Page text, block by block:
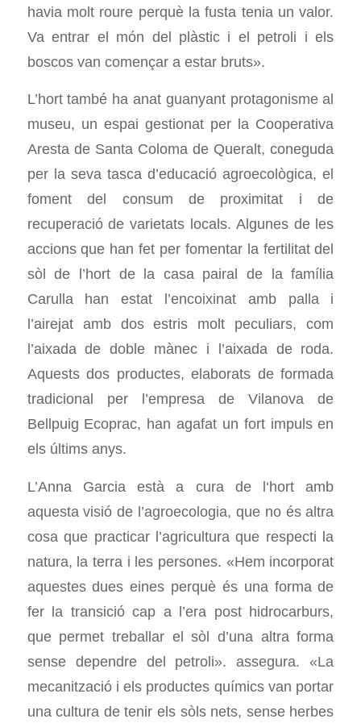
havia molt roure perquè la fusta tenia un valor.
Va entrar el món del plàstic i el petroli i els
boscos van començar a estar bruts».
L’hort també ha anat guanyant protagonisme al
museu, un espai gestionat per la Cooperativa
Aresta de Santa Coloma de Queralt, coneguda
per la seva tasca d’educació agroecològica, el
foment del consum de proximitat i de
recuperació de varietats locals. Algunes de les
accions que han fet per fomentar la fertilitat del
sòl de l’hort de la casa pairal de la família
Carulla han estat l’encoixinat amb palla i
l’airejat amb dos estris molt peculiars, com
l’aixada de doble mànec i l’aixada de roda.
Aquests dos productes, elaborats de formada
tradicional per l’empresa de Vilanova de
Bellpuig Ecoprac, han agafat un fort impuls en
els últims anys.
L’Anna Garcia està a cura de l‘hort amb
aquesta visió de l’agroecologia, que no és altra
cosa que practicar l’agricultura que respecti la
natura, la terra i les persones. «Hem incorporat
aquestes dues eines perquè és una forma de
fer la transició cap a l’era post hidrocarburs,
que permet treballar el sòl d’una altra forma
sense dependre del petroli». assegura. «La
mecanització i els productes químics van portar
una cultura de tenir els sòls nets, sense herbes